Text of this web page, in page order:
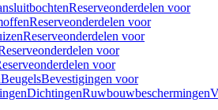
Reserveonderdelen voor
Reserveonderdelen voor
Reserveonderdelen voor
voor
voor
BeugelsBevestigingen voor
DichtingenRuwbouwbeschermingen